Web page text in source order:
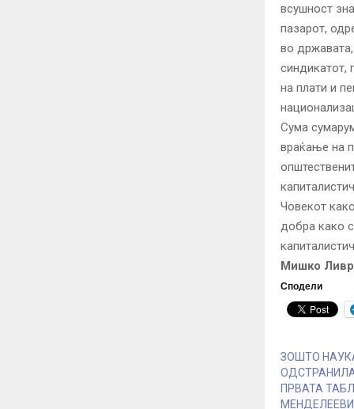
всушност
пазарот,
во
синдикатот,
на плати и
Сума
враќање на
Човекот
добра како
Мишко
Сподели
ЗОШТО
ОДСТРАНИЛА
ПРВАТА